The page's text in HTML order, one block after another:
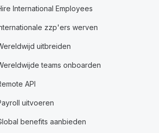
International Employees
zzp'ers werven
uitbreiden
teams onboarden
API
uitvoeren
benefits aanbieden